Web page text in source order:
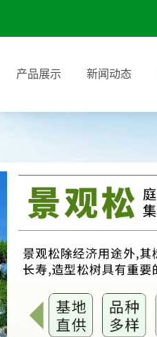
产品展示 新闻动态